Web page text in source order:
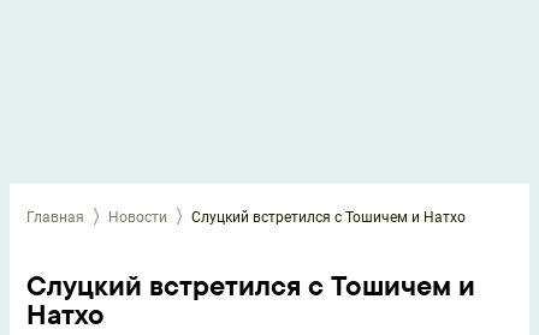
Главная Новости Слуцкий встретился с Тошичем и Натхо
Слуцкий встретился с Тошичем и
Натхо